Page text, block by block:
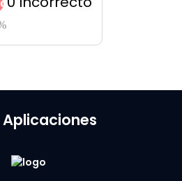
Aplicaciones